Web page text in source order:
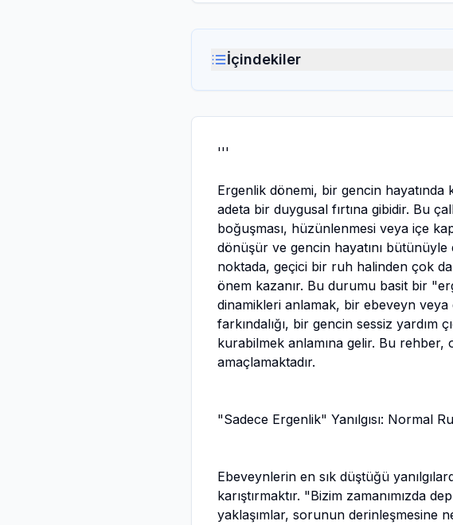
İçindekiler
'''
Ergenlik dönemi, bir gencin
adeta bir duygusal fırtına gibidir. Bu
boğuşması, hüzünlenmesi veya içe
dönüşür ve gencin hayatını
noktada, geçici bir ruh halinden çok
önem kazanır. Bu durumu basit bir
dinamikleri anlamak, bir ebeveyn veya
farkındalığı, bir gencin sessiz yardım
kurabilmek anlamına gelir. Bu rehber,
amaçlamaktadır.
"Sadece Ergenlik" Yanılgısı: Normal
Ebeveynlerin en sık düştüğü
karıştırmaktır. "Bizim zamanımızda
yaklaşımlar, sorunun derinleşmesine